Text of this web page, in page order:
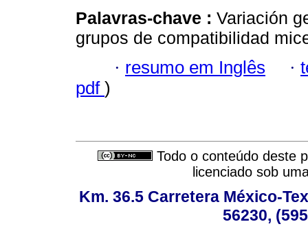
Palavras-chave : Variación
grupos de compatibilidad
· resumo em Inglês ·
pdf )
Todo o conteúdo deste
licenciado sob
Km. 36.5 Carretera México-
56230,